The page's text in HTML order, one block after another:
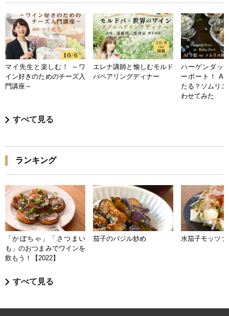
マイ先生と楽しむ！ ～ワ
イン好きのためのチーズ入
門講座～
エレナ講師と愉しむモルド
バペアリングディナー
ハーゲンダッ
ーポート！ AI
たる？ソムリ
わせてみた
すべて見る
ランキング
「かぼちゃ」「さつまい
も」のおつまみでワインを
飲もう！【2022】
茄子のバジル炒め 水茄子モッツァ
すべて見る